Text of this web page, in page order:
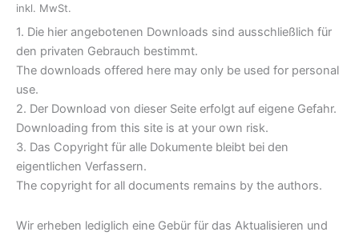
inkl. MwSt.
1. Die hier angebotenen Downloads sind ausschließlich für
den privaten Gebrauch bestimmt.
The downloads offered here may only be used for personal
use.
2. Der Download von dieser Seite erfolgt auf eigene Gefahr.
Downloading from this site is at your own risk.
3. Das Copyright für alle Dokumente bleibt bei den
eigentlichen Verfassern.
The copyright for all documents remains by the authors.
Wir erheben lediglich eine Gebür für das Aktualisieren und